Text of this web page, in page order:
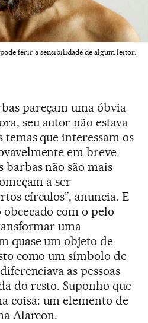
ferir a sensibilidade de algum leitor.
pareçam uma óbvia
seu autor não estava
temas que interessam os
em breve
barbas não são mais
a ser
círculos”, anuncia. E
com o pelo
uma
quase um objeto de
como um símbolo de
as pessoas
do resto. Suponho que
coisa: um elemento de
Alarcon.